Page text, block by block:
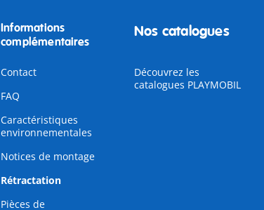
Informations
complémentaires
Contact
FAQ
Caractéristiques
environnementales
Notices de montage
Rétractation
Pièces de
Nos catalogues
Découvrez les
catalogues PLAYMOBIL